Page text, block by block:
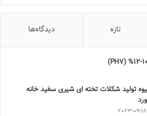
تازه دیدگاه‌ها
تولید شکلات تخته ای شیری سفید خانه
2023-09-18